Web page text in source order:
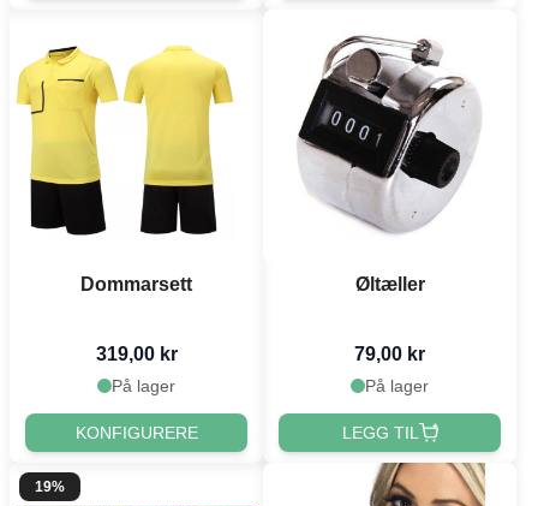
Dommarsett
319,00 kr
På lager
KONFIGURERE
Øltæller
79,00 kr
På lager
LEGG TIL
19%